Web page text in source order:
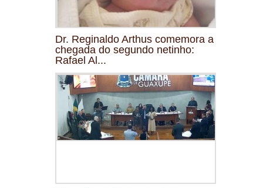
Dr. Reginaldo Arthus comemora a
chegada do segundo netinho:
Rafael Al...